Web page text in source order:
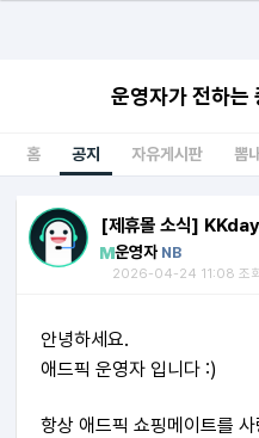
운영자가 전하는
홈 공지 자유게시판 뽐
[제휴몰 소식]
운영자 NB
2026-04-24 11:08 조
안녕하세요.
애드픽 운영자 입니다 :)
항상 애드픽 쇼핑메이트를